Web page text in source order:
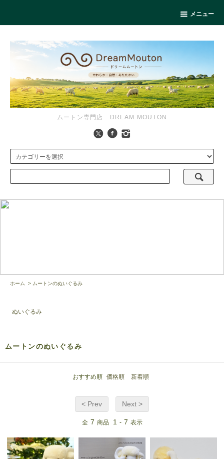
メニュー
ムートン専門店 DREAM MOUTON
ホーム > ムートンのぬいぐるみ
ぬいぐるみ
ムートンのぬいぐるみ
おすすめ順 価格順 新着順
< Prev Next >
全 7 商品 1 - 7 表示